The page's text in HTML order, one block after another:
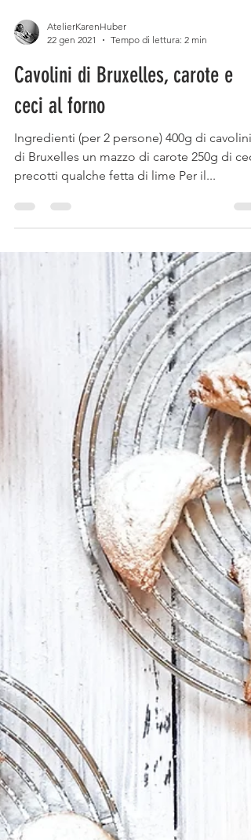
22 gen 2021
Tempo di lettura: 2 min
Cavolini di Bruxelles, carote e
ceci al forno
Ingredienti (per 2 persone) 400g di cavolini
di Bruxelles un mazzo di carote 250g di ceci
precotti qualche fetta di lime Per il...